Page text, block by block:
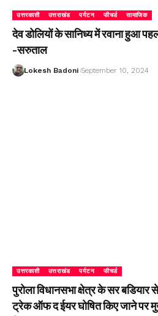
उत्तरकाशी उत्तराखंड पर्यटन फीचर्ड सामाजिक
देव डोलियों के सानिध्य में रवाना हुआ
-सरुताल
Lokesh Badoni September 10, 2024
उत्तरकाशी उत्तराखंड पर्यटन फीचर्ड
पुरोला विधानसभा क्षेत्र के सर
ट्रेक ऑफ द ईयर घोषित किए जाने पर